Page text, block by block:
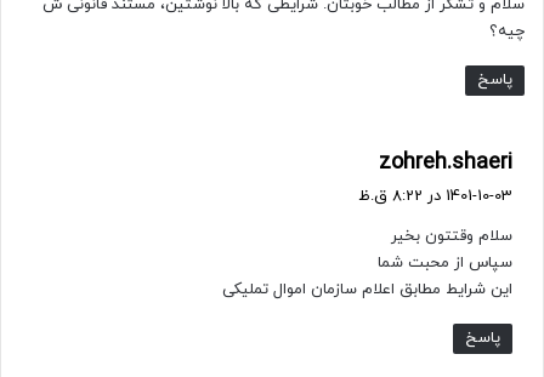
:
چیه؟
پاسخ
zohreh.shaeri
1401-10-03 در 8:22 ق.ظ
سلام وقتتون بخیر
سپاس از محبت شما
این شرایط مطابق اعلام سازمان اموال تملیکی
پاسخ